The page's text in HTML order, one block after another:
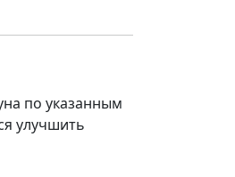
по указанным
улучшить